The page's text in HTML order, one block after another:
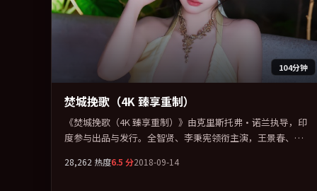
104分钟
焚城挽歌（4K 臻享重制）
《焚城挽歌（4K 臻享重制）》由克里斯托弗·诺兰执导，印
度参与出品与发行。全智贤、李秉宪领衔主演，王景春、梁
达。全片以「动作」类型为骨架，在叙事、表演与视听上力
28,262 热度6.5 分2018-09-14